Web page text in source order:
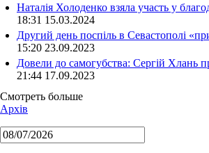
Наталія Холоденко взяла участь у
18:31 15.03.2024
Другий день поспіль в Севастополі
15:20 23.09.2023
Довели до самогубства: Сергій Хлань
21:44 17.09.2023
Смотреть больше
Архів